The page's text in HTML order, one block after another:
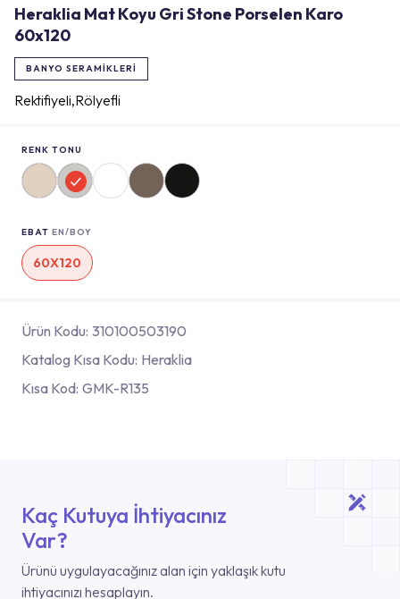
Heraklia Mat Koyu Gri Stone Porselen Karo
60x120
BANYO SERAMIKLERI
Rektifiyeli,Rölyefli
RENK TONU
EBAT EN/BOY
60X120
Ürün Kodu: 310100503190
Katalog Kısa Kodu: Heraklia
Kısa Kod: GMK-R135
Kaç Kutuya İhtiyacınız
Var?
Ürünü uygulayacağınız alan için yaklaşık kutu
ihtiyacınızı hesaplayın.